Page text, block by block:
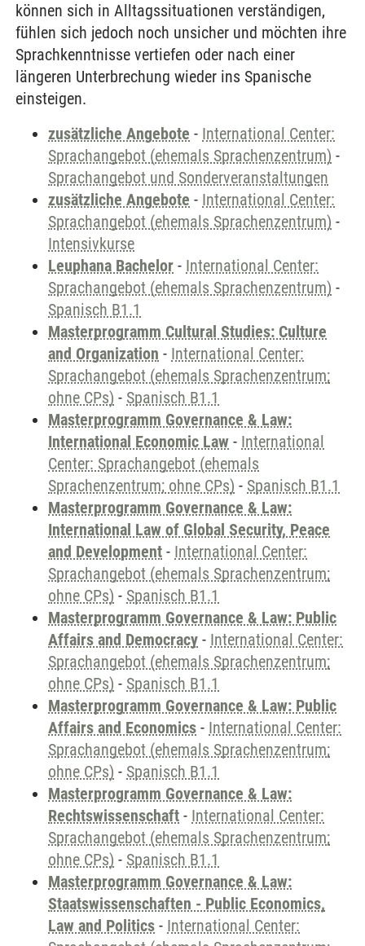
können sich in Alltagssituationen verständigen,
fühlen sich jedoch noch unsicher und möchten ihre
Sprachkenntnisse vertiefen oder nach einer
längeren Unterbrechung wieder ins Spanische
einsteigen.
zusätzliche Angebote - International Center:
Sprachangebot (ehemals Sprachenzentrum) -
Sprachangebot und Sonderveranstaltungen
zusätzliche Angebote - International Center:
Sprachangebot (ehemals Sprachenzentrum) -
Intensivkurse
Leuphana Bachelor - International Center:
Sprachangebot (ehemals Sprachenzentrum) -
Spanisch B1.1
Masterprogramm Cultural Studies: Culture
and Organization - International Center:
Sprachangebot (ehemals Sprachenzentrum;
ohne CPs) - Spanisch B1.1
Masterprogramm Governance & Law:
International Economic Law - International
Center: Sprachangebot (ehemals
Sprachenzentrum; ohne CPs) - Spanisch B1.1
Masterprogramm Governance & Law:
International Law of Global Security, Peace
and Development - International Center:
Sprachangebot (ehemals Sprachenzentrum;
ohne CPs) - Spanisch B1.1
Masterprogramm Governance & Law: Public
Affairs and Democracy - International Center:
Sprachangebot (ehemals Sprachenzentrum;
ohne CPs) - Spanisch B1.1
Masterprogramm Governance & Law: Public
Affairs and Economics - International Center:
Sprachangebot (ehemals Sprachenzentrum;
ohne CPs) - Spanisch B1.1
Masterprogramm Governance & Law:
Rechtswissenschaft - International Center:
Sprachangebot (ehemals Sprachenzentrum;
ohne CPs) - Spanisch B1.1
Masterprogramm Governance & Law:
Staatswissenschaften - Public Economics,
Law and Politics - International Center: